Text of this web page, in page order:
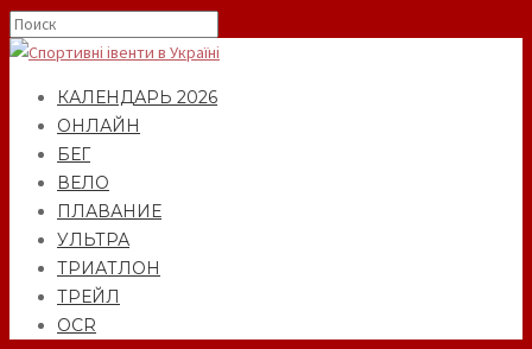
КАЛЕНДАРЬ 2026
ОНЛАЙН
БЕГ
ВЕЛО
ПЛАВАНИЕ
УЛЬТРА
ТРИАТЛОН
ТРЕЙЛ
OCR